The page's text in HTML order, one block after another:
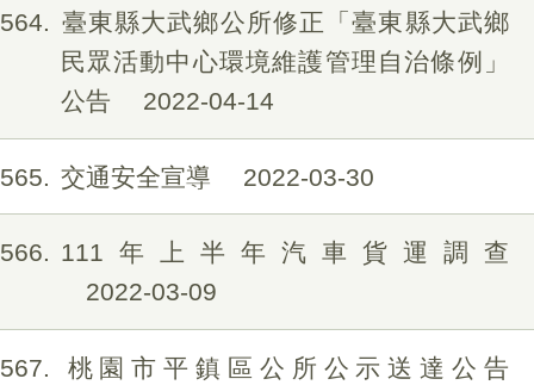
564
臺東縣大武鄉公所修正「臺東縣大武鄉
民眾活動中心環境維護管理自治條例」
公告
2022-04-14
565 交通安全宣導 2022-03-30
566
111年上半年汽車貨運調查
2022-03-09
567
桃園市平鎮區公所公示送達公告